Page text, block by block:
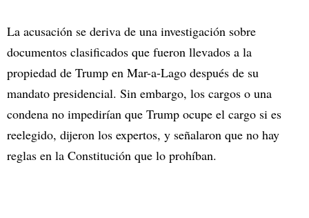
La acusación se deriva de una investigación sobre
documentos clasificados que fueron llevados a la
propiedad de Trump en Mar-a-Lago después de su
mandato presidencial. Sin embargo, los cargos o una
condena no impedirían que Trump ocupe el cargo si es
reelegido, dijeron los expertos, y señalaron que no hay
reglas en la Constitución que lo prohíban.